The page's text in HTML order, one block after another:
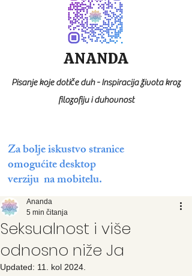
Za bolje iskustvo stranice
omogućite desktop
verziju na mobitelu.
ANANDA
Pisanje koje dotiče duh - Inspiracija života kroz
filozofiju i duhovnost
Seksualnost i više
odnosno niže Ja
Ananda
5 min čitanja
Updated: 11. kol 2024.